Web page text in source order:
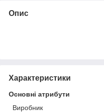
Опис
Характеристики
Основні атрибути
Виробник